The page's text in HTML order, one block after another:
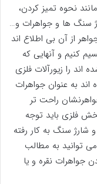
نحوه تمیز کردن،
سنگ ها و جواهرات و…
از آن بی اطلاع اند
کنیم و آنهایی که
اند را زیورآلات فلزی
به عنوان جواهرات
راحت تر
فلزی باید توجه
سنگ به کار رفته
توانید به مطالب
جواهرات نقره و یا